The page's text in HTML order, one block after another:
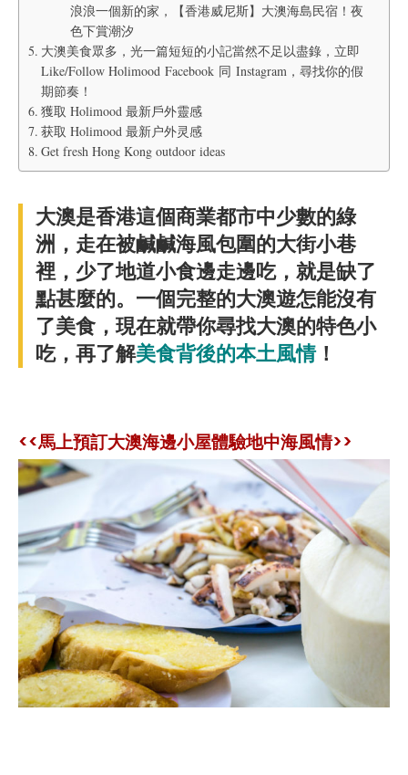
浪浪一個新的家，【香港威尼斯】大澳海島民宿！夜
色下賞潮汐
大澳美食眾多，光一篇短短的小記當然不足以盡錄，立即
Like/Follow Holimood Facebook 同 Instagram，尋找你的假
期節奏！
獲取 Holimood 最新戶外靈感
获取 Holimood 最新户外灵感
Get fresh Hong Kong outdoor ideas
大澳是香港這個商業都市中少數的綠
洲，走在被鹹鹹海風包圍的大街小巷
裡，少了地道小食邊走邊吃，就是缺了
點甚麼的。一個完整的大澳遊怎能沒有
了美食，現在就帶你尋找大澳的特色小
吃，再了解美食背後的本土風情！
<<馬上預訂大澳海邊小屋體驗地中海風情>>